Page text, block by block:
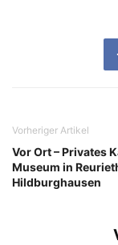
Vorheriger Artikel
Vor Ort – Privates
Museum in
Hildburghausen